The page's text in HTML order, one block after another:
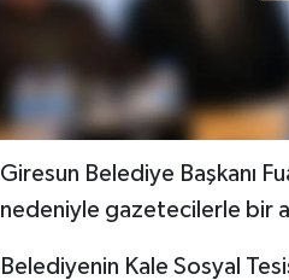
Giresun Belediye Başkanı
nedeniyle gazetecilerle bir
Belediyenin Kale Sosyal